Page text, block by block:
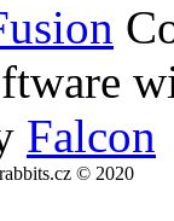
Falcon
© 2020